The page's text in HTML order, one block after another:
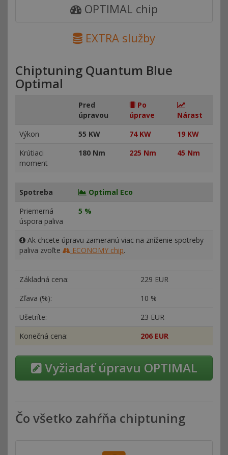
OPTIMAL chip
EXTRA služby
Chiptuning Quantum Blue
Optimal
Pred
úpravou
Po
úprave
Nárast
Výkon
55 KW 74 KW
19 KW
Krútiaci
moment
180 Nm 225 Nm 45 Nm
Spotreba
Optimal Eco
Priemerná
úspora paliva
5 %
Ak chcete úpravu zameranú viac na zníženie spotreby
paliva zvoľte
ECONOMY chip.
Základná cena:
229 EUR
Zľava (%):
10 %
Ušetríte:
23 EUR
Konečná cena:
206 EUR
Vyžiadať úpravu OPTIMAL
Čo všetko zahŕňa chiptuning